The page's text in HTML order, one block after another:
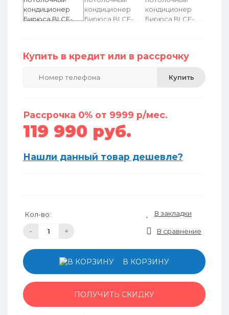
Купить в кредит или в рассрочку
Купить
Рассрочка 0% от 9999 р/мес.
119 990 руб.
Нашли данный товар дешевле?
Кол-во:
- +
В закладки
В сравнение
В КОРЗИНУ
ПОЛУЧИТЬ СКИДКУ